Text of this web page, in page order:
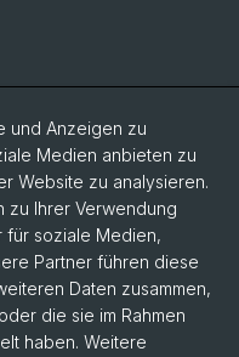
und Anzeigen zu
Medien anbieten zu
Website zu analysieren.
zu Ihrer Verwendung
für soziale Medien,
Partner führen diese
Daten zusammen,
die sie im Rahmen
haben. Weitere